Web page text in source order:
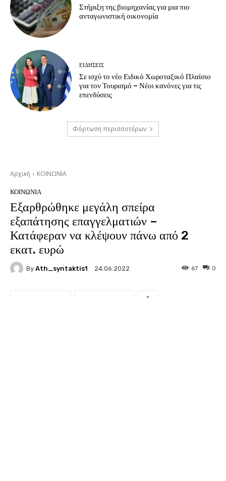
Στήριξη της βιομηχανίας για μια πιο
ανταγωνιστική οικονομία
ΕΙΔΗΣΕΙΣ
Σε ισχύ το νέο Ειδικό Χωροταξικό Πλαίσιο
για τον Τουρισμό – Νέοι κανόνες για τις
επενδύσεις
Φόρτωση περισσοτέρων